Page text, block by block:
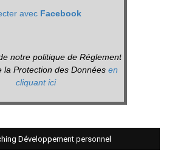
avec Facebook
notre politique de Réglement
la Protection des Données en
cliquant ici
Développement personnel